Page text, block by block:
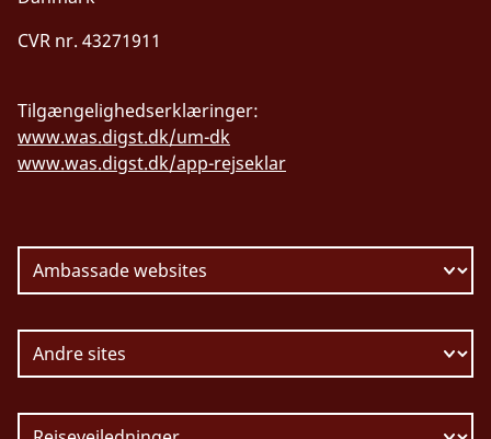
CVR nr. 43271911
Tilgængelighedserklæringer:
www.was.digst.dk/um-dk
www.was.digst.dk/app-rejseklar